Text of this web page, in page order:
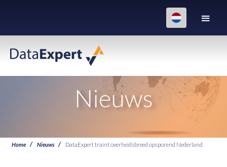
Nieuws
Home Nieuws DataExpert traint overheidsbreed opsporend Nederland